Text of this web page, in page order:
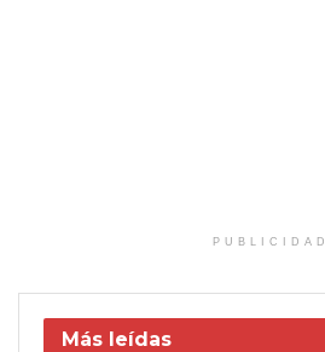
PUBLICIDAD
Más leídas